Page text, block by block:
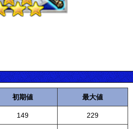
初期値 最大値
149 229